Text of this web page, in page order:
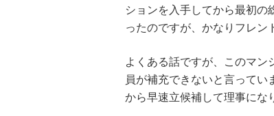
ションを入手してから最初
ったのですが、かなりフレン
よくある話ですが、このマ
員が補充できないと言って
から早速立候補して理事にな